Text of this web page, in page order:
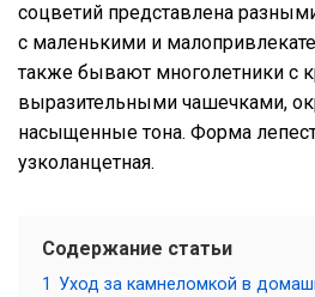
соцветий представлена
с маленькими и
также бывают многолетники с
выразительными чашечками,
насыщенные тона. Форма
узколанцетная.
Содержание статьи
1 Уход за камнеломкой в